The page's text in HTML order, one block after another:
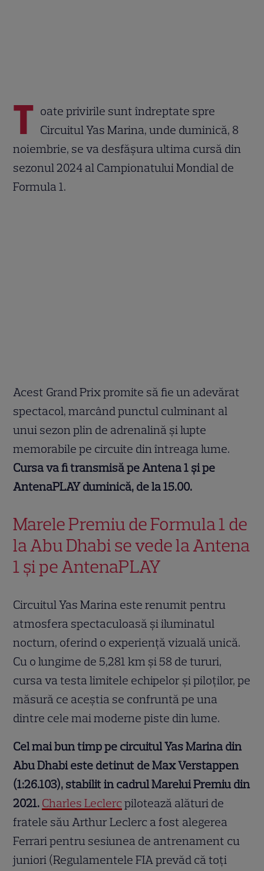
T oate privirile sunt îndreptate spre
Circuitul Yas Marina, unde duminică, 8
noiembrie, se va desfășura ultima cursă din
sezonul 2024 al Campionatului Mondial de
Formula 1.
Acest Grand Prix promite să fie un adevărat
spectacol, marcând punctul culminant al
unui sezon plin de adrenalină și lupte
memorabile pe circuite din întreaga lume.
Cursa va fi transmisă pe Antena 1 şi pe
AntenaPLAY duminică, de la 15.00.
Marele Premiu de Formula 1 de
la Abu Dhabi se vede la Antena
1 şi pe AntenaPLAY
Circuitul Yas Marina este renumit pentru
atmosfera spectaculoasă și iluminatul
nocturn, oferind o experiență vizuală unică.
Cu o lungime de 5,281 km și 58 de tururi,
cursa va testa limitele echipelor și piloților, pe
măsură ce aceștia se confruntă pe una
dintre cele mai moderne piste din lume.
Cel mai bun timp pe circuitul Yas Marina din
Abu Dhabi este detinut de Max Verstappen
(1:26.103), stabilit in cadrul Marelui Premiu din
2021. Charles Leclerc pilotează alături de
fratele său Arthur Leclerc a fost alegerea
Ferrari pentru sesiunea de antrenament cu
juniori (Regulamentele FIA prevăd că toți